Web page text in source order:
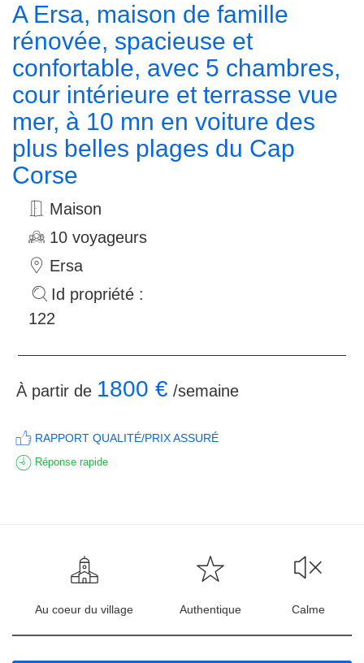
A Ersa, maison de famille
rénovée, spacieuse et
confortable, avec 5 chambres,
cour intérieure et terrasse vue
mer, à 10 mn en voiture des
plus belles plages du Cap
Corse
Maison
10 voyageurs
Ersa
Id propriété :
122
À partir de 1800 € /semaine
RAPPORT QUALITÉ/PRIX ASSURÉ
Réponse rapide
Au coeur du village Authentique Calme